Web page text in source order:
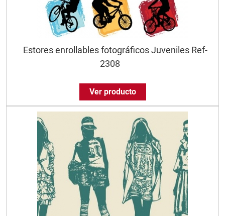
Estores enrollables fotográficos Juveniles Ref-
2308
Ver producto